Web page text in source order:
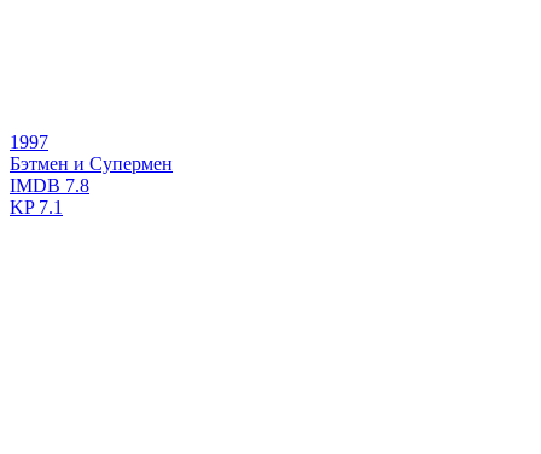
1997
Бэтмен и Супермен
IMDB 7.8
KP7.1